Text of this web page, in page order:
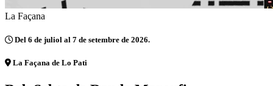
La Façana
Del 6 de juliol al 7 de setembre de 2026.
La Façana de Lo Pati